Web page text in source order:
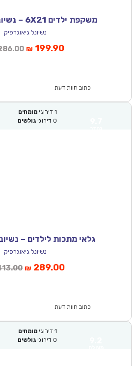
משקפת ילדים 6X21 – נשיונל ג’יאוגרפיק
נשיונל גיאוגרפיק
המחיר
₪286.00.
₪ 199.90המחיר
כתוב חוות דעת
1 דירוגי מומחים
0 דירוגי גולשים
גלאי מתכות לילדים –
נשיונל גיאוגרפיק
המחיר
₪413.00.
₪ 289.00המחיר
כתוב חוות דעת
1 דירוגי מומחים
0 דירוגי גולשים